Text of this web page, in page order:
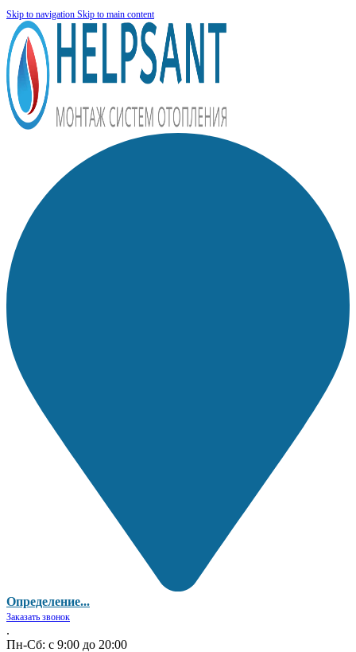
Skip to navigation Skip to main content
Определение...
Заказать звонок
.
Пн-Сб: с 9:00 до 20:00